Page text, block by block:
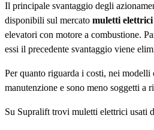
Il principale svantaggio degli
disponibili sul mercato muletti elettrici
elevatori con motore a combustione.
essi il precedente svantaggio viene
Per quanto riguarda i costi, nei
manutenzione e sono meno soggetti a
Su Supralift trovi muletti elettrici usati